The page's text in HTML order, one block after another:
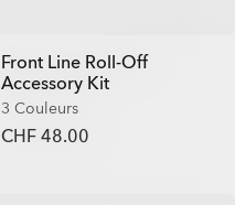
Front Line Roll-Off
Accessory Kit
3 Couleurs
CHF 48.00